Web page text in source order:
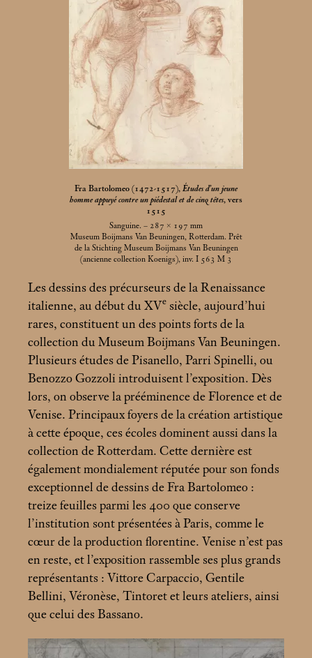
Fra Bartolomeo (1472-1517), Études d’un jeune
homme appuyé contre un piédestal et de cinq têtes, vers
1515
Sanguine. – 287 × 197 mm
Museum Boijmans Van Beuningen, Rotterdam. Prêt
de la Stichting Museum Boijmans Van Beuningen
(ancienne collection Koenigs), inv. I 563 M 3
Les dessins des précurseurs de la Renaissance
italienne, au début du XVe siècle, aujourd’hui
rares, constituent un des points forts de la
collection du Museum Boijmans Van Beuningen.
Plusieurs études de Pisanello, Parri Spinelli, ou
Benozzo Gozzoli introduisent l’exposition. Dès
lors, on observe la prééminence de Florence et de
Venise. Principaux foyers de la création artistique
à cette époque, ces écoles dominent aussi dans la
collection de Rotterdam. Cette dernière est
également mondialement réputée pour son fonds
exceptionnel de dessins de Fra Bartolomeo :
treize feuilles parmi les 400 que conserve
l’institution sont présentées à Paris, comme le
cœur de la production florentine. Venise n’est pas
en reste, et l’exposition rassemble ses plus grands
représentants : Vittore Carpaccio, Gentile
Bellini, Véronèse, Tintoret et leurs ateliers, ainsi
que celui des Bassano.